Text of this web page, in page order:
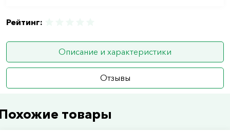
Рейтинг:
Описание и характеристики
Отзывы
товары